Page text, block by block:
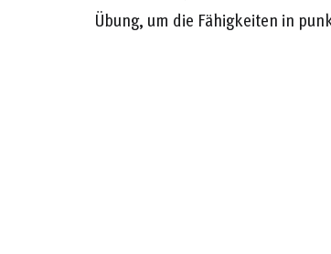
Übung, um die Fähigkeiten in